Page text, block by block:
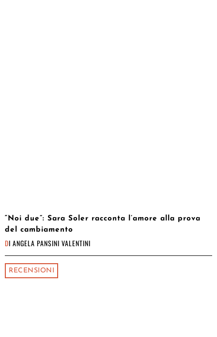
“Noi due”: Sara Soler racconta l’amore alla prova
del cambiamento
DI ANGELA PANSINI VALENTINI
RECENSIONI